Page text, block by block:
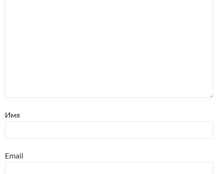
Имя
Email